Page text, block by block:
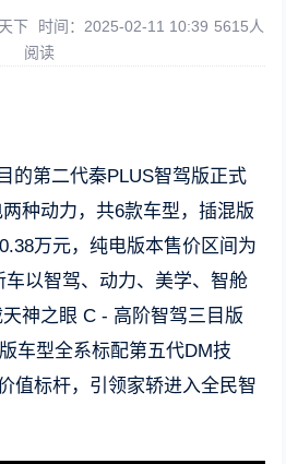
下 时间：2025-02-11 10:39 5615人
阅读
的第二代秦PLUS智驾版正式
种动力，共6款车型，插混版
万元，纯电版本售价区间为
车以智驾、动力、美学、智舱
神之眼 C - 高阶智驾三目版
车型全系标配第五代DM技
值标杆，引领家轿进入全民智